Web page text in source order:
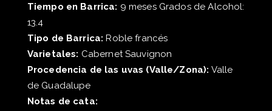
Tiempo en Barrica: 9 meses Grados de Alcohol:
13.4
Tipo de Barrica: Roble francés
Varietales: Cabernet Sauvignon
Procedencia de las uvas (Valle/Zona): Valle
de Guadalupe
Notas de cata: